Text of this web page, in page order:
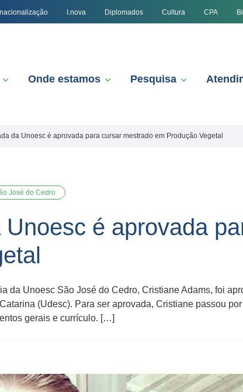
I.nova Diplomados Cultura CPA
Onde estamos Pesquisa
da Unoesc é aprovada para cursar mestrado em Produção Vegetal
José do Cedro
é aprovada
da Unoesc São José do Cedro, Cristiane Adams, foi
(Udesc). Para ser aprovada, Cristiane passou
gerais e currículo. […]